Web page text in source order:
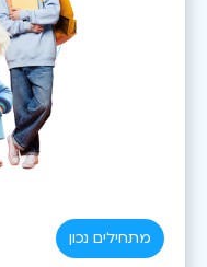
מתחילים נכון